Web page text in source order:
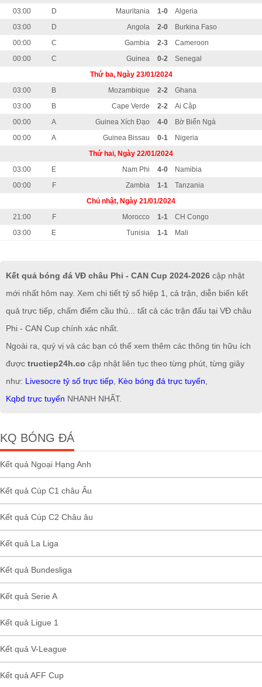
03:00
D Mauritania 1-0
Algeria
03:00
D Angola 2-0
Burkina Faso
00:00
C Gambia 2-3
Cameroon
00:00
C Guinea 0-2
Senegal
Thứ ba, Ngày 23/01/2024
03:00
B Mozambique 2-2
Ghana
03:00
B Cape Verde 2-2
Ai Cập
00:00
A Guinea Xích Đạo 4-0
Bờ Biển Ngà
00:00
A Guinea Bissau 0-1
Nigeria
Thứ hai, Ngày 22/01/2024
03:00
E Nam Phi 4-0
Namibia
00:00
F Zambia 1-1
Tanzania
Chủ nhật, Ngày 21/01/2024
21:00
F Morocco 1-1
CH Congo
03:00
E Tunisia 1-1 Mali
Kết quả bóng đá VĐ châu Phi - CAN Cup 2024-2026 cập nhật
mới nhất hôm nay. Xem chi tiết tỷ số hiệp 1, cả trận, diễn biến kết
quả trực tiếp, chấm điểm cầu thủ... tất cả các trận đấu tại VĐ châu
Phi - CAN Cup chính xác nhất.
Ngoài ra, quý vị và các bạn có thể xem thêm các thông tin hữu ích
được tructiep24h.co cập nhật liên tục theo từng phút, từng giây
như: Livesocre tỷ số trực tiếp Kèo bóng đá trực tuyến
Kqbd trực tuyến NHANH NHẤT.
KQ BÓNG ĐÁ
Kết quả Ngoại Hạng Anh
Kết quả Cúp C1 châu Âu
Kết quả Cúp C2 Châu âu
Kết quả La Liga
Kết quả Bundesliga
Kết quả Serie A
Kết quả Ligue 1
Kết quả V-League
Kết quả AFF Cup